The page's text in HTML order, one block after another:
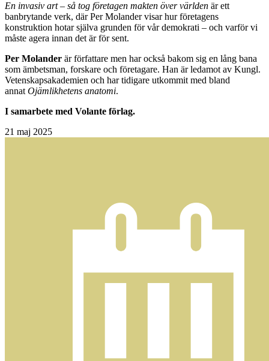
En invasiv art – så tog företagen makten över världen är ett
banbrytande verk, där Per Molander visar hur företagens
konstruktion hotar själva grunden för vår demokrati – och varför vi
måste agera innan det är för sent.
Per Molander är författare men har också bakom sig en lång bana
som ämbetsman, forskare och företagare. Han är ledamot av Kungl.
Vetenskapsakademien och har tidigare utkommit med bland
annatOjämlikhetens anatomi.
I samarbete med Volante förlag.
21 maj 2025